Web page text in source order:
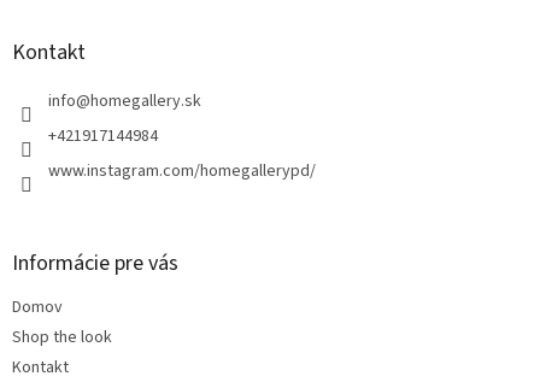
Kontakt
info@homegallery.sk
+421917144984
www.instagram.com/homegallerypd/
Informácie pre vás
Domov
Shop the look
Kontakt